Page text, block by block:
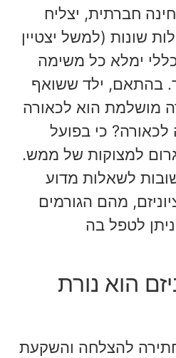
חברתית, יצליח
שונות (למשל יצטיין
כללי ימלא כל משימה
בהתאם, ילד ששואף
מושלמת הוא לכאורה
כי בפועל
למצוקות של ממש.
לשאלות מדוע
מהם הגורמים
לטפל בה
הוא נורת
להצלחה והשקעת